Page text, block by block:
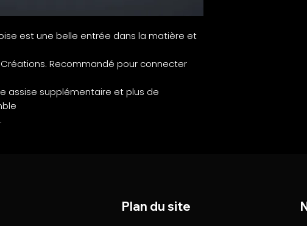
est une belle entrée dans la matière et
Recommandé pour connecter
assise supplémentaire et plus de
Plan du site